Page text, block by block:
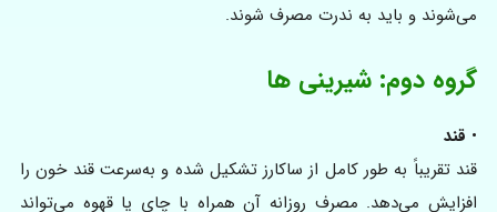
می‌شوند و باید به‌ ندرت مصرف شوند.
گروه دوم: شیرینی‌ ها
• قند
قند تقریباً به‌ طور کامل از ساکارز تشکیل شده و به‌سرعت قند خون را
افزایش می‌دهد. مصرف روزانه آن همراه با چای یا قهوه می‌تواند